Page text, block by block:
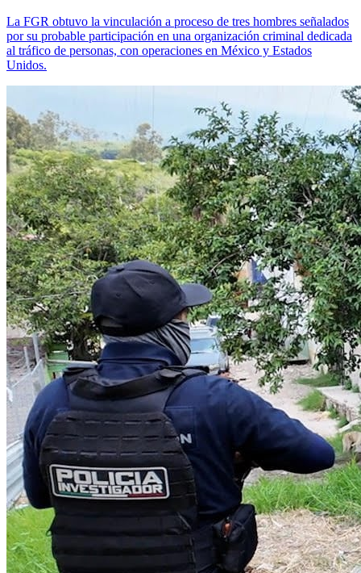
La FGR obtuvo la vinculación a proceso de tres hombres señalados
por su probable participación en una organización criminal dedicada
al tráfico de personas, con operaciones en México y Estados
Unidos.